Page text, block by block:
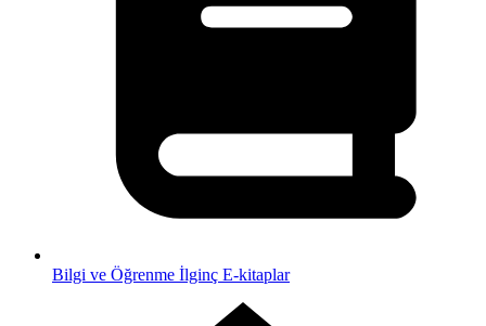
Bilgi ve Öğrenme İlginç E-kitaplar